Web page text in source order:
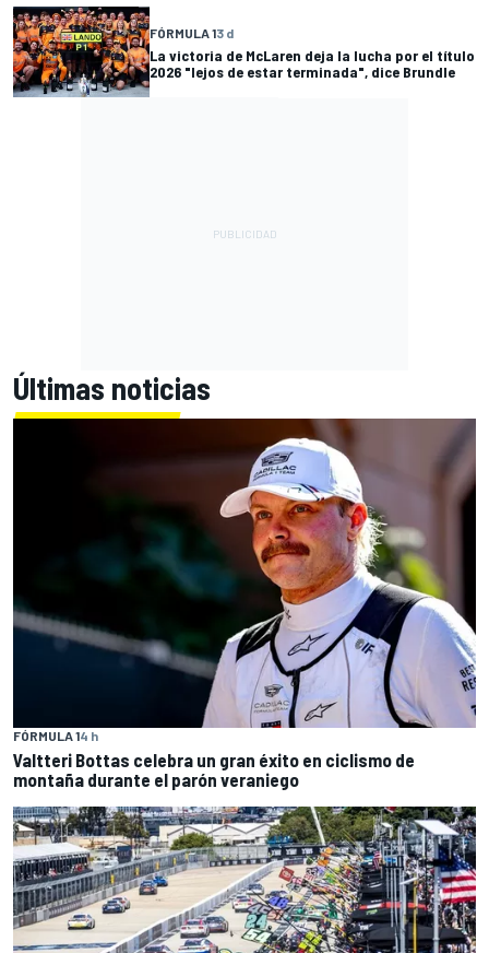
FÓRMULA 13 d
La victoria de McLaren deja la lucha por el título
2026 "lejos de estar terminada", dice Brundle
Últimas noticias
FÓRMULA 14 h
Valtteri Bottas celebra un gran éxito en ciclismo de
montaña durante el parón veraniego